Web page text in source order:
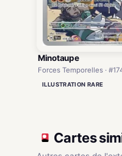
Minotaupe
Forces Temporelles ·
ILLUSTRATION RARE
Cartes